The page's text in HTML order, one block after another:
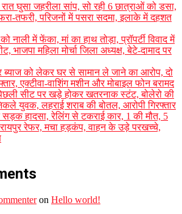
घुसा जहरीला सांप, सो रही 6 छात्राओं को डसा,
तफरी, परिजनों में पसरा सदमा, इलाके में दहशत
नाली में फेंका, मां का हाथ तोड़ा, प्रॉपर्टी विवाद में
भाजपा महिला मोर्चा जिला अध्यक्ष, बेटे-दामाद पर
को लेकर घर से सामान ले जाने का आरोप, दो
एक्टीवा-वाशिंग मशीन और मोबाइल फोन बरामद
सीट पर खड़े होकर खतरनाक स्टंट, बोलेरो की
युवक, लहराई शराब की बोतल, आरोपी गिरफ्तार
सड़क हादसा, रेलिंग से टकराई कार, 1 की मौत, 5
रेफर, मचा हड़कंप, वाहन के उड़े परखच्चे,
on Hello world!